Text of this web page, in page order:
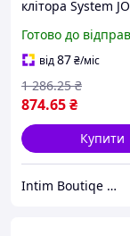
клітора System
Готово до
від87₴/міс
874.65₴
1 286.25 ₴
Купити
Intim Boutiqe 777Shop